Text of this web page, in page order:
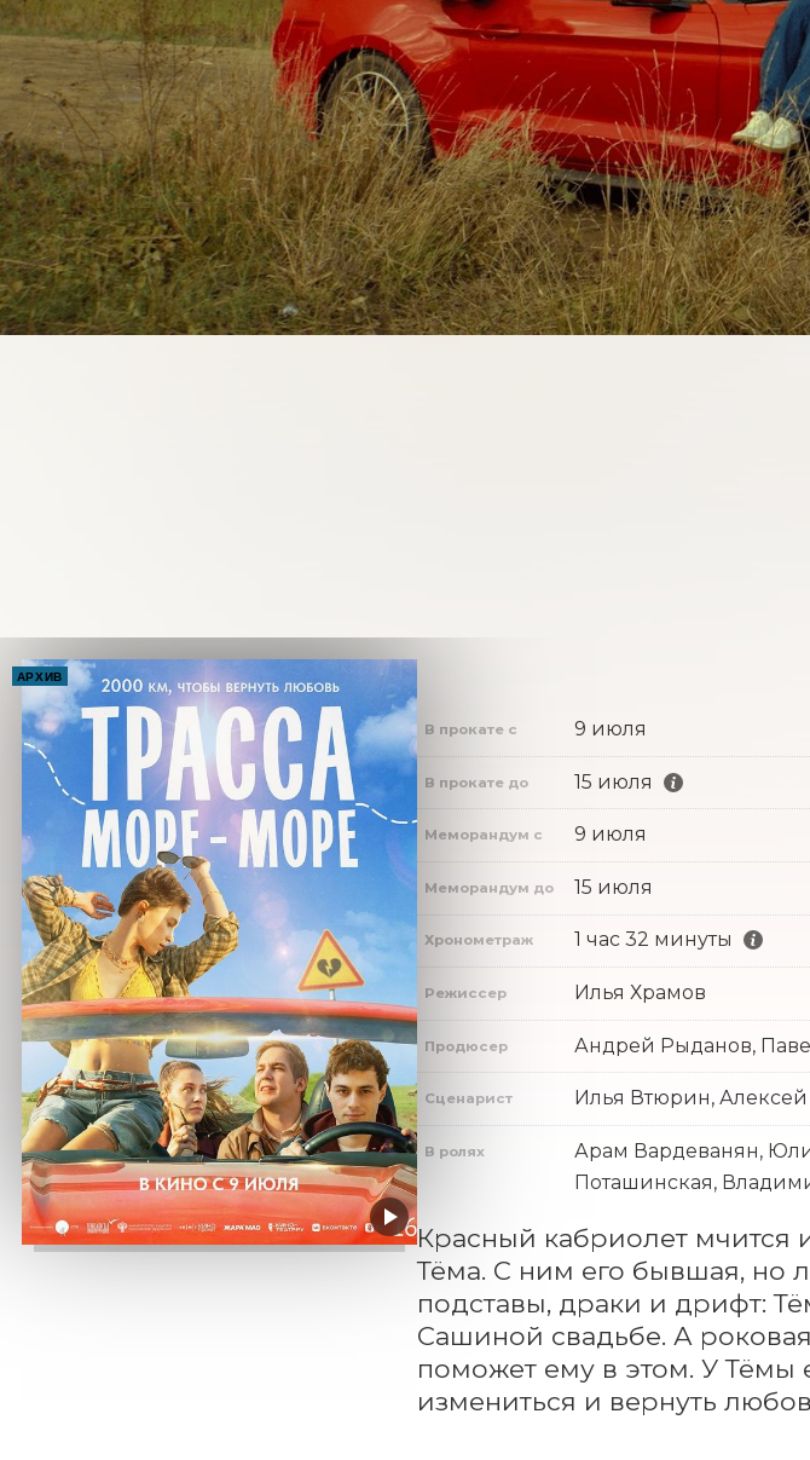
АРХИВ
В прокате с 9 июля
В прокате до 15 июля
Меморандум с 9 июля
Меморандум до 15 июля
Хронометраж 1 час 32 минуты
Режиссер Илья Храмов
Продюсер Андрей Рыданов,
Сценарист Илья Втюрин,
В ролях
Арам Вардеванян,
Поташинская,
Красный кабриолет мчится
Тёма. С ним его бывшая, но
подставы, драки и дрифт:
Сашиной свадьбе. А
поможет ему в этом. У Тёмы
измениться и вернуть